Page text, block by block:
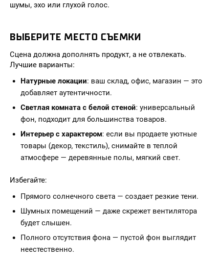
шумы, эхо или глухой голос.
ВЫБЕРИТЕ МЕСТО СЪЕМКИ
Сцена должна дополнять продукт, а не отвлекать.
Лучшие варианты:
Натурные локации: ваш склад, офис, магазин — это
добавляет аутентичности.
Светлая комната с белой стеной: универсальный
фон, подходит для большинства товаров.
Интерьер с характером: если вы продаете уютные
товары (декор, текстиль), снимайте в теплой
атмосфере — деревянные полы, мягкий свет.
Избегайте:
Прямого солнечного света — создает резкие тени.
Шумных помещений — даже скрежет вентилятора
будет слышен.
Полного отсутствия фона — пустой фон выглядит
неестественно.